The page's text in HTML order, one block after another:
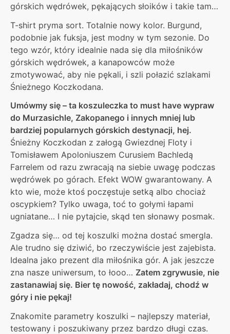
górskich wędrówek, pękających słoików i takie tam…
T-shirt pryma sort. Totalnie nowy kolor. Burgund,
podobnie jak fuksja, jest modny w tym sezonie. Do
tego wzór, który idealnie nada się dla miłośników
górskich wędrówek, a kanapowców może
zmotywować, aby nie pękali, i szli połazić szlakami
Śnieżnego Koczkodana.
Umówmy się – ta koszuleczka to must have wypraw
do Murzasichle, Zakopanego i innych mniej lub
bardziej popularnych górskich destynacji, hej.
Śnieżny Koczkodan z załogą Gwiezdnej Floty i
Tomisławem Apoloniuszem Curusiem Bachledą
Farrelem od razu zwracają na siebie uwagę podczas
wędrówek po górach. Efekt WOW gwarantowany. A
kto wie, może ktoś poczęstuje setką albo chociaż
oscypkiem? Tylko uwaga, toć to gołymi łapami
ugniatane… I nie pytajcie, skąd ten słonawy posmak.
Zgadza się… od tej koszulki można dostać smergla.
Ale trudno się dziwić, bo rzeczywiście jest zajebista.
Idealna jako prezent dla miłośnika gór. A jak jeszcze
zna nasze uniwersum, to łooo… Zatem zgrywusie, nie
zastanawiaj się. Bier tę nowość, zakładaj, chodź w
góry i nie pękaj!
Znakomite parametry koszulki – najlepszy materiał,
testowany i poszukiwany przez bardzo długi czas.